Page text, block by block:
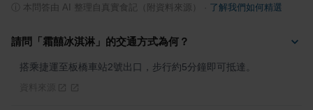
本問答由 AI 整理自真實食記（附資料來源） 了解我們如何精選
請問「霜囍冰淇淋」的交通方式為何？
搭乘捷運至板橋車站2號出口，步行約5分鐘即可抵達。